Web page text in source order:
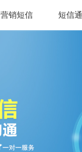
营销短信 短信